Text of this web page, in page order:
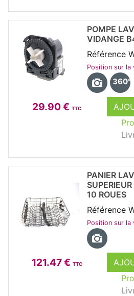
29.90 € TTC
POMPE
VIDANGE
Référence
Position sur la
360°
121.47 € TTC
PANIER
10 ROUES
Référence
Position sur la